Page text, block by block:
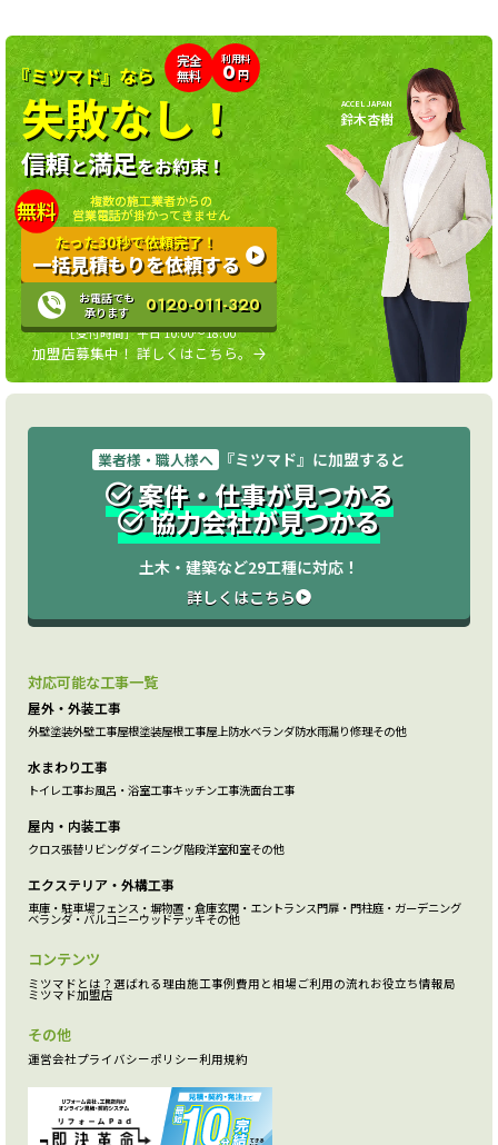
完全
無料
利用料
0円
『ミツマド』なら
失敗なし！
信頼と満足をお約束！
無料
複数の施工業者からの
営業電話が掛かってきません
たった30秒で依頼完了！
一括見積もりを依頼する
お電話でも
承ります
0120-011-320
［受付時間］平日 10:00〜18:00
加盟店募集中！ 詳しくはこちら。
ACCEL JAPAN
鈴木杏樹
業者様・職人様へ 『ミツマド』に加盟すると
案件・仕事が見つかる
協力会社が見つかる
土木・建築など29工種に対応！
詳しくはこちら
対応可能な工事一覧
屋外・外装工事
外壁塗装外壁工事屋根塗装屋根工事屋上防水ベランダ防水雨漏り修理その他
水まわり工事
トイレ工事お風呂・浴室工事キッチン工事洗面台工事
屋内・内装工事
クロス張替リビングダイニング階段洋室和室その他
エクステリア・外構工事
車庫・駐車場フェンス・塀物置・倉庫玄関・エントランス門扉・門柱庭・ガーデニング
ベランダ・バルコニーウッドデッキその他
コンテンツ
ミツマドとは？ 選ばれる理由施工事例費用と相場 ご利用の流れお役立ち情報局
ミツマド加盟店
その他
運営会社プライバシーポリシー利用規約